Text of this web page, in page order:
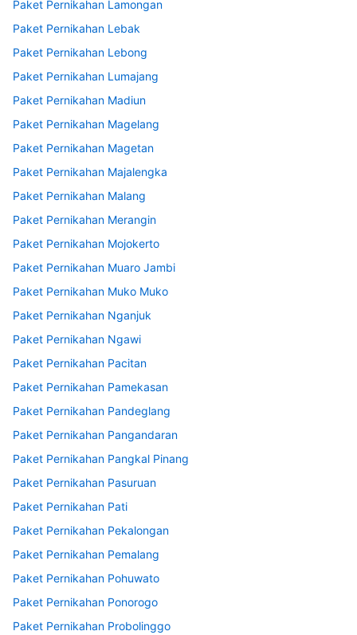
Paket Pernikahan Lamongan
Paket Pernikahan Lebak
Paket Pernikahan Lebong
Paket Pernikahan Lumajang
Paket Pernikahan Madiun
Paket Pernikahan Magelang
Paket Pernikahan Magetan
Paket Pernikahan Majalengka
Paket Pernikahan Malang
Paket Pernikahan Merangin
Paket Pernikahan Mojokerto
Paket Pernikahan Muaro Jambi
Paket Pernikahan Muko Muko
Paket Pernikahan Nganjuk
Paket Pernikahan Ngawi
Paket Pernikahan Pacitan
Paket Pernikahan Pamekasan
Paket Pernikahan Pandeglang
Paket Pernikahan Pangandaran
Paket Pernikahan Pangkal Pinang
Paket Pernikahan Pasuruan
Paket Pernikahan Pati
Paket Pernikahan Pekalongan
Paket Pernikahan Pemalang
Paket Pernikahan Pohuwato
Paket Pernikahan Ponorogo
Paket Pernikahan Probolinggo